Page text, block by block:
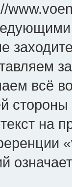
всё
на